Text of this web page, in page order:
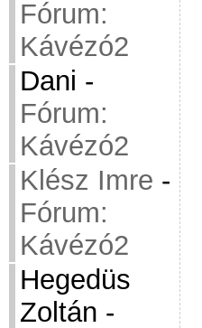
Fórum:
Kávézó2
Dani -
Fórum:
Kávézó2
Klész Imre -
Fórum:
Kávézó2
Hegedüs
Zoltán -